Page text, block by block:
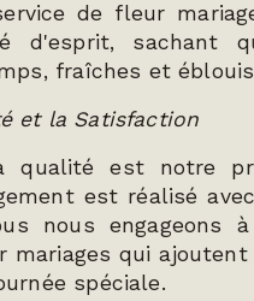
de fleur
d'esprit, sachant
fraîches et
et la Satisfaction
qualité est notre
est réalisé
nous engageons
qui ajoutent
spéciale.